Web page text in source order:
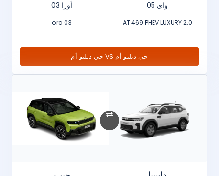
واي 05
2.0 AT 469 PHEV LUXURY
أورا 03
ora 03
جي دبليو أم VS جي دبليو أم